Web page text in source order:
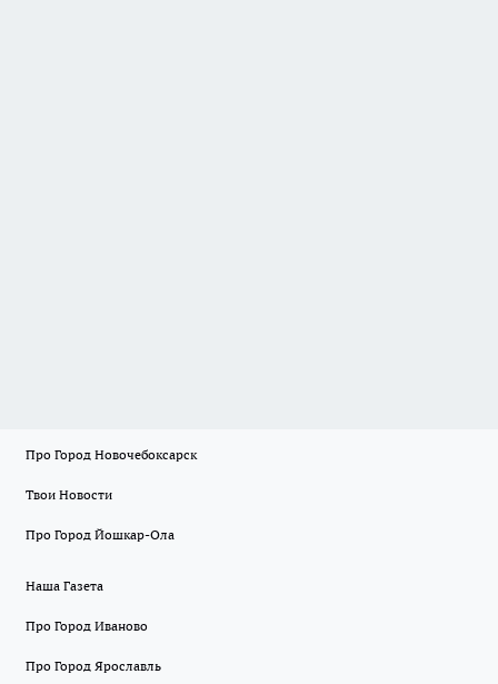
Про Город Новочебоксарск
Твои Новости
Про Город Йошкар-Ола
Наша Газета
Про Город Иваново
Про Город Ярославль